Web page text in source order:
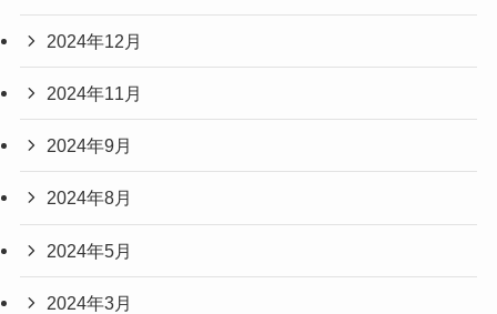
2024年12月
2024年11月
2024年9月
2024年8月
2024年5月
2024年3月